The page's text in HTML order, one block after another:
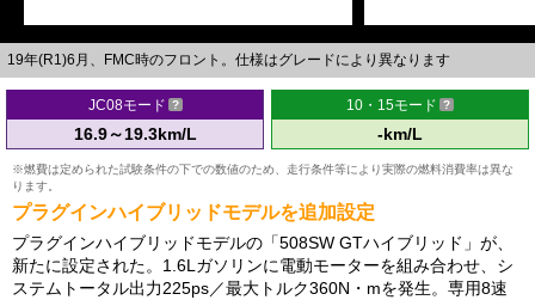
19年(R1)6月、FMC時のフロント。仕様はグレードにより異なります
JC08モード
16.9～19.3km/L
10・15モード
-km/L
※燃費は定められた試験条件の下での数値のため、走行条件等により実際の燃料消費率は異な
ります。
プラグインハイブリッドモデルを追加設定
プラグインハイブリッドモデルの「508SW GTハイブリッド」が、
新たに設定された。1.6Lガソリンに電動モーターを組み合わせ、シ
ステムトータル出力225ps／最大トルク360N・mを発生。専用8速